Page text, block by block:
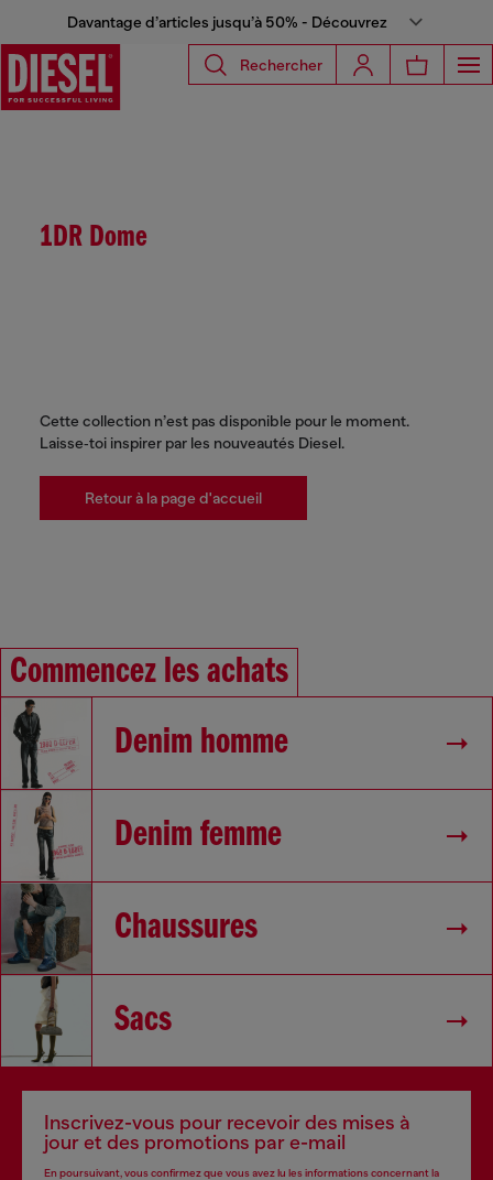
Davantage d’articles jusqu’à 50% - Découvrez
Rechercher
1DR Dome
Cette collection n’est pas disponible pour le moment.
Laisse‑toi inspirer par les nouveautés Diesel.
Retour à la page d'accueil
Commencez les achats
Denim homme
Denim femme
Chaussures
Sacs
Inscrivez-vous pour recevoir des mises à
jour et des promotions par e-mail
En poursuivant, vous confirmez que vous avez lu les informations concernant la